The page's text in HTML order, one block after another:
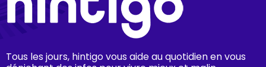
Tous les jours, hintigo vous aide au quotidien en vous